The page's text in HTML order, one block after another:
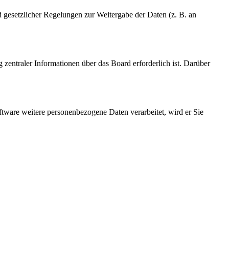
Regelungen zur Weitergabe der Daten (z. B. an
Informationen über das Board erforderlich ist. Darüber
weitere personenbezogene Daten verarbeitet, wird er Sie